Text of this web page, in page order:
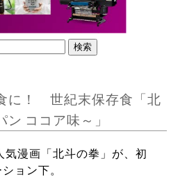
に！ 世紀末保存食「北
ココア味～」
気漫画「北斗の拳」が、初
ョン下。